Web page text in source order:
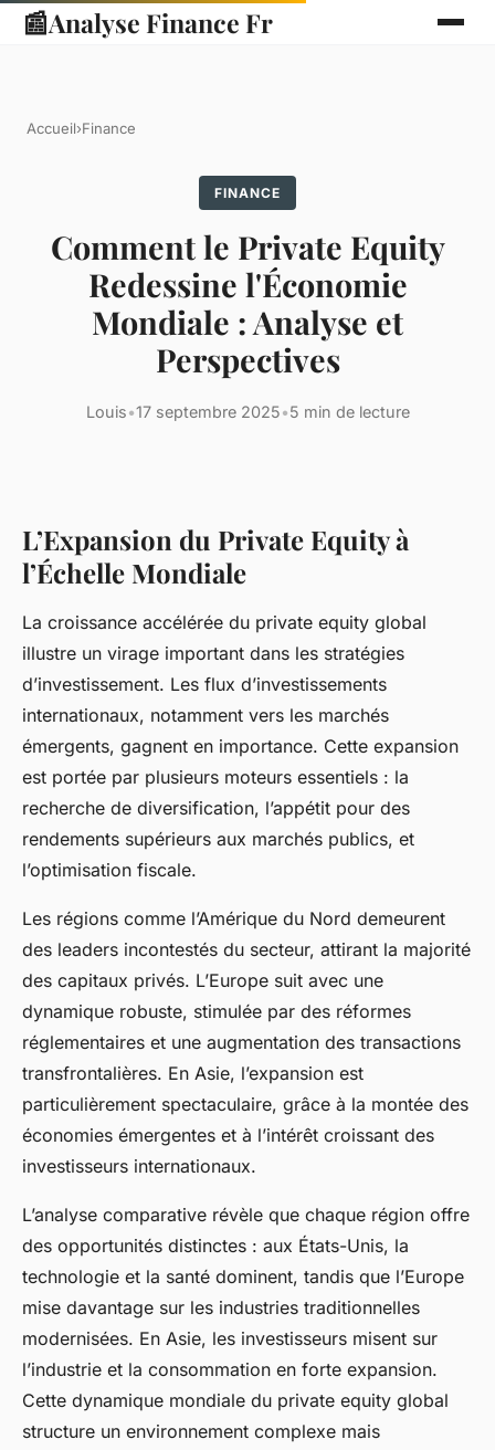
📰Analyse Finance Fr
Accueil›Finance
FINANCE
Comment le Private Equity
Redessine l'Économie
Mondiale : Analyse et
Perspectives
Louis•17 septembre 2025•5 min de lecture
L’Expansion du Private Equity à
l’Échelle Mondiale
La croissance accélérée du private equity global
illustre un virage important dans les stratégies
d’investissement. Les flux d’investissements
internationaux, notamment vers les marchés
émergents, gagnent en importance. Cette expansion
est portée par plusieurs moteurs essentiels : la
recherche de diversification, l’appétit pour des
rendements supérieurs aux marchés publics, et
l’optimisation fiscale.
Les régions comme l’Amérique du Nord demeurent
des leaders incontestés du secteur, attirant la majorité
des capitaux privés. L’Europe suit avec une
dynamique robuste, stimulée par des réformes
réglementaires et une augmentation des transactions
transfrontalières. En Asie, l’expansion est
particulièrement spectaculaire, grâce à la montée des
économies émergentes et à l’intérêt croissant des
investisseurs internationaux.
L’analyse comparative révèle que chaque région offre
des opportunités distinctes : aux États-Unis, la
technologie et la santé dominent, tandis que l’Europe
mise davantage sur les industries traditionnelles
modernisées. En Asie, les investisseurs misent sur
l’industrie et la consommation en forte expansion.
Cette dynamique mondiale du private equity global
structure un environnement complexe mais